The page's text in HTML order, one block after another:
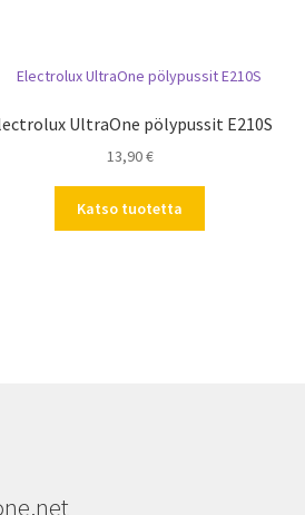
UltraOne pölypussit E210S
13,90€
Katso tuotetta